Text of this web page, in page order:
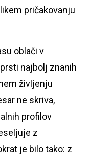
pričakovanju
oblači v
najbolj znanih
življenju
ne skriva,
profilov
z
je bilo tako: z